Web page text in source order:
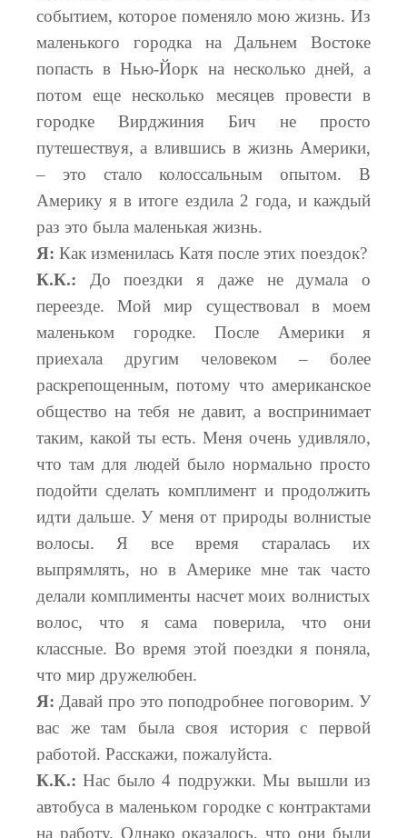
событием, которое поменяло мою жизнь. Из
маленького городка на Дальнем Востоке
попасть в Нью-Йорк на несколько дней, а
потом еще несколько месяцев провести в
городке Вирджиния Бич не просто
путешествуя, а влившись в жизнь Америки,
– это стало колоссальным опытом. В
Америку я в итоге ездила 2 года, и каждый
раз это была маленькая жизнь.
Я: Как изменилась Катя после этих поездок?
К.К.: До поездки я даже не думала о
переезде. Мой мир существовал в моем
маленьком городке. После Америки я
приехала другим человеком – более
раскрепощенным, потому что американское
общество на тебя не давит, а воспринимает
таким, какой ты есть. Меня очень удивляло,
что там для людей было нормально просто
подойти сделать комплимент и продолжить
идти дальше. У меня от природы волнистые
волосы. Я все время старалась их
выпрямлять, но в Америке мне так часто
делали комплименты насчет моих волнистых
волос, что я сама поверила, что они
классные. Во время этой поездки я поняла,
что мир дружелюбен.
Я: Давай про это поподробнее поговорим. У
вас же там была своя история с первой
работой. Расскажи, пожалуйста.
К.К.: Нас было 4 подружки. Мы вышли из
автобуса в маленьком городке с контрактами
на работу. Однако оказалось, что они были